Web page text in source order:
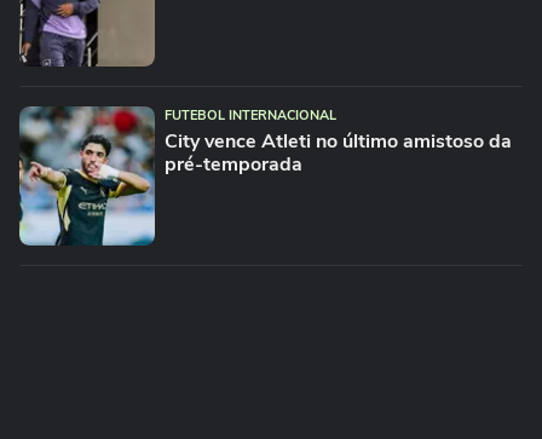
FUTEBOL INTERNACIONAL
City vence Atleti no último amistoso da
pré-temporada